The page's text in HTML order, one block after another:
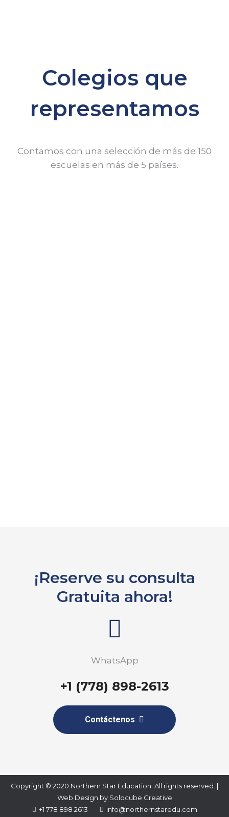
Colegios que
representamos
Contamos con una selección de más de 150
escuelas en más de 5 países.
¡Reserve su consulta
Gratuita ahora!
WhatsApp
+1 (778) 898-2613
Contáctenos
Copyright © 2020 Northern Star Education. All rights reserved. |
Web Design by Solocube Creative
+1 778 898 2613
info@northernstaredu.com